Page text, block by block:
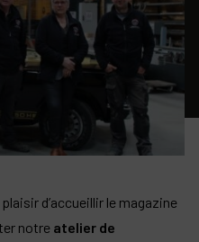
d’accueillir le magazine
notre atelier de